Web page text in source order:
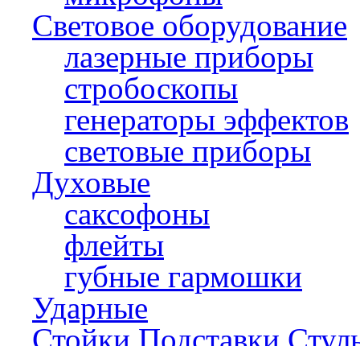
Световое оборудование
лазерные приборы
стробоскопы
генераторы эффектов
световые приборы
Духовые
саксофоны
флейты
губные гармошки
Ударные